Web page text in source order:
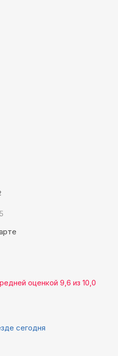
оценкой 9,6 из 10,0
сегодня